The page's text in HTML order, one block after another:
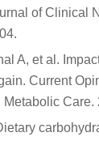
of Clinical
A, et al.
Current
Metabolic Care.